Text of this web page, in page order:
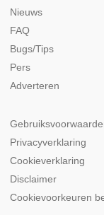
Nieuws
FAQ
Bugs/Tips
Pers
Adverteren
Privacyverklaring
Cookieverklaring
Disclaimer
Cookievoorkeuren